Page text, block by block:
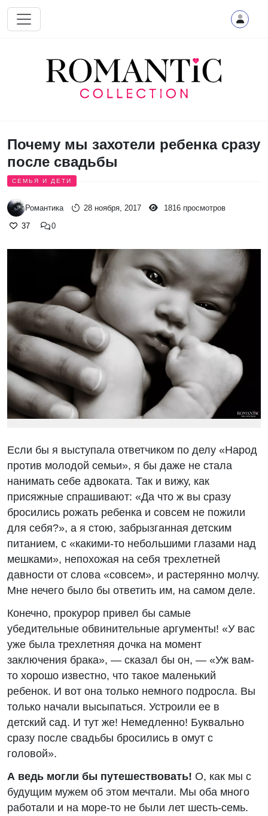
Перейти к основному содержанию
Почему мы захотели ребенка сразу
после свадьбы
СЕМЬЯ И ДЕТИ
Романтика 28 ноября, 2017
1816 просмотров
37
0
Если бы я выступала ответчиком по делу «Народ
против молодой семьи», я бы даже не стала
нанимать себе адвоката. Так и вижу, как
присяжные спрашивают: «Да что ж вы сразу
бросились рожать ребенка и совсем не пожили
для себя?», а я стою, забрызганная детским
питанием, с «какими-то небольшими глазами над
мешками», непохожая на себя трехлетней
давности от слова «совсем», и растерянно молчу.
Мне нечего было бы ответить им, на самом деле.
Конечно, прокурор привел бы самые
убедительные обвинительные аргументы! «У вас
уже была трехлетняя дочка на момент
заключения брака», — сказал бы он, — «Уж вам-
то хорошо известно, что такое маленький
ребенок. И вот она только немного подросла. Вы
только начали высыпаться. Устроили ее в
детский сад. И тут же! Немедленно! Буквально
сразу после свадьбы бросились в омут с
головой».
А ведь могли бы путешествовать! О, как мы с
будущим мужем об этом мечтали. Мы оба много
работали и на море-то не были лет шесть-семь.